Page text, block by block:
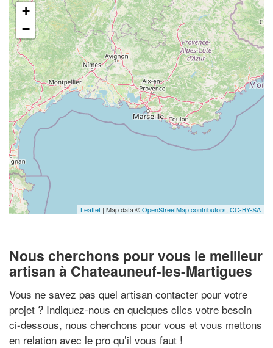
+
−
Leaflet | Map data ©OpenStreetMap contributors, CC-BY-SA
Nous cherchons pour vous le meilleur
artisan à Chateauneuf-les-Martigues
Vous ne savez pas quel artisan contacter pour votre
projet ? Indiquez-nous en quelques clics votre besoin
ci-dessous, nous cherchons pour vous et vous mettons
en relation avec le pro qu’il vous faut !